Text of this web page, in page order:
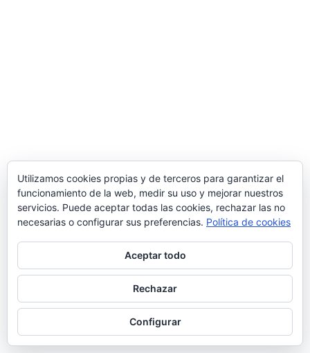
Utilizamos cookies propias y de terceros para garantizar el
funcionamiento de la web, medir su uso y mejorar nuestros
servicios. Puede aceptar todas las cookies, rechazar las no
necesarias o configurar sus preferencias. Política de cookies
Aceptar todo
Rechazar
Configurar